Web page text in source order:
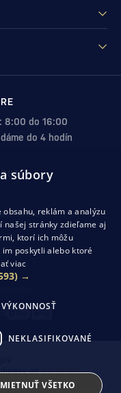
8:00 do 16:00
do 4 hodín
obchode
od Heureka
odRIESENIA
uplatňujú saPravidlá ochrany
súbory
reklám a analýzu
našej stránky zdieľame aj
ktorí ich môžu
poskytli alebo ktoré
viac
→
VÝKONNOSŤ
NEKLASIFIKOVANÉ
VŠETKO